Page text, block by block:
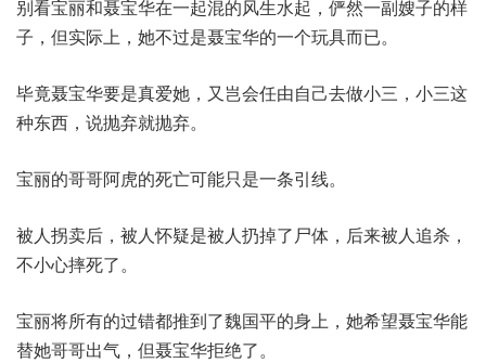
别看宝丽和聂宝华在一起混的风生水起，俨然一副嫂子的样
子，但实际上，她不过是聂宝华的一个玩具而已。
毕竟聂宝华要是真爱她，又岂会任由自己去做小三，小三这
种东西，说抛弃就抛弃。
宝丽的哥哥阿虎的死亡可能只是一条引线。
被人拐卖后，被人怀疑是被人扔掉了尸体，后来被人追杀，
不小心摔死了。
宝丽将所有的过错都推到了魏国平的身上，她希望聂宝华能
替她哥哥出气，但聂宝华拒绝了。